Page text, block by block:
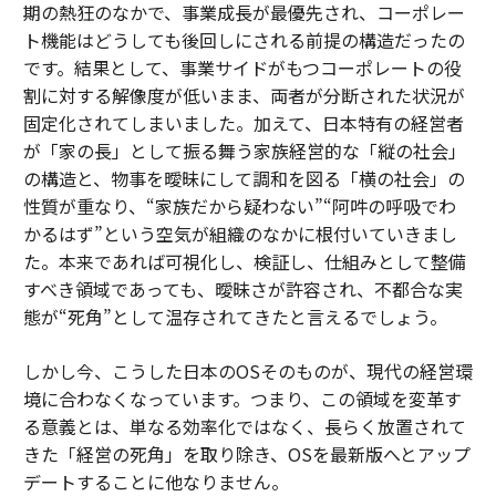
期の熱狂のなかで、事業成長が最優先され、コーポレー
ト機能はどうしても後回しにされる前提の構造だったの
です。結果として、事業サイドがもつコーポレートの役
割に対する解像度が低いまま、両者が分断された状況が
固定化されてしまいました。加えて、日本特有の経営者
が「家の長」として振る舞う家族経営的な「縦の社会」
の構造と、物事を曖昧にして調和を図る「横の社会」の
性質が重なり、“家族だから疑わない”“阿吽の呼吸でわ
かるはず”という空気が組織のなかに根付いていきまし
た。本来であれば可視化し、検証し、仕組みとして整備
すべき領域であっても、曖昧さが許容され、不都合な実
態が“死角”として温存されてきたと言えるでしょう。
しかし今、こうした日本のOSそのものが、現代の経営環
境に合わなくなっています。つまり、この領域を変革す
る意義とは、単なる効率化ではなく、長らく放置されて
きた「経営の死角」を取り除き、OSを最新版へとアップ
デートすることに他なりません。